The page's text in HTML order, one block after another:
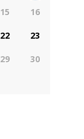
15 16
22 23
29 30